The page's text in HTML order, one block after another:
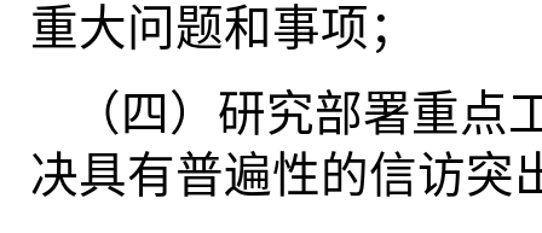
重大问题和事项；
（四）研究部署重
决具有普遍性的信访突